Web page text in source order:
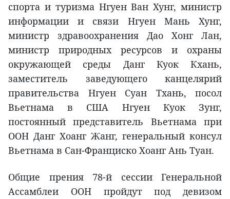
спорта и туризма Нгуен Ван Хунг, министр
информации и связи Нгуен Мань Хунг,
министр здравоохранения Дао Хонг Лан,
министр природных ресурсов и охраны
окружающей среды Данг Куок Кхань,
заместитель заведующего канцелярий
правительства Нгуен Суан Тхань, посол
Вьетнама в США Нгуен Куок Зунг,
постоянный представитель Вьетнама при
ООН Данг Хоанг Жанг, генеральный консул
Вьетнама в Сан-Франциско Хоанг Ань Туан.
Общие прения 78-й сессии Генеральной
Ассамблеи ООН пройдут под девизом